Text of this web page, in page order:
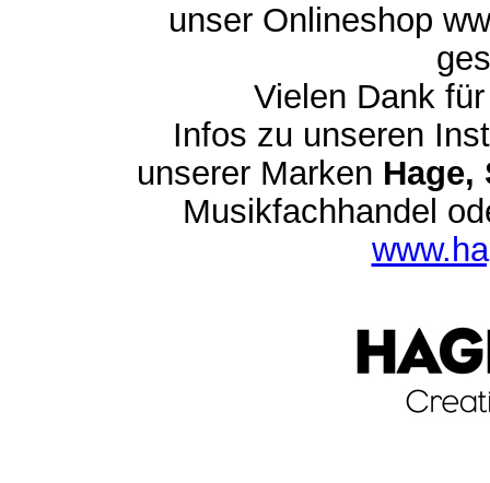
unser Onlineshop
Vielen Dank
Infos zu unseren
unserer Marken Hage,
Musikfachhandel